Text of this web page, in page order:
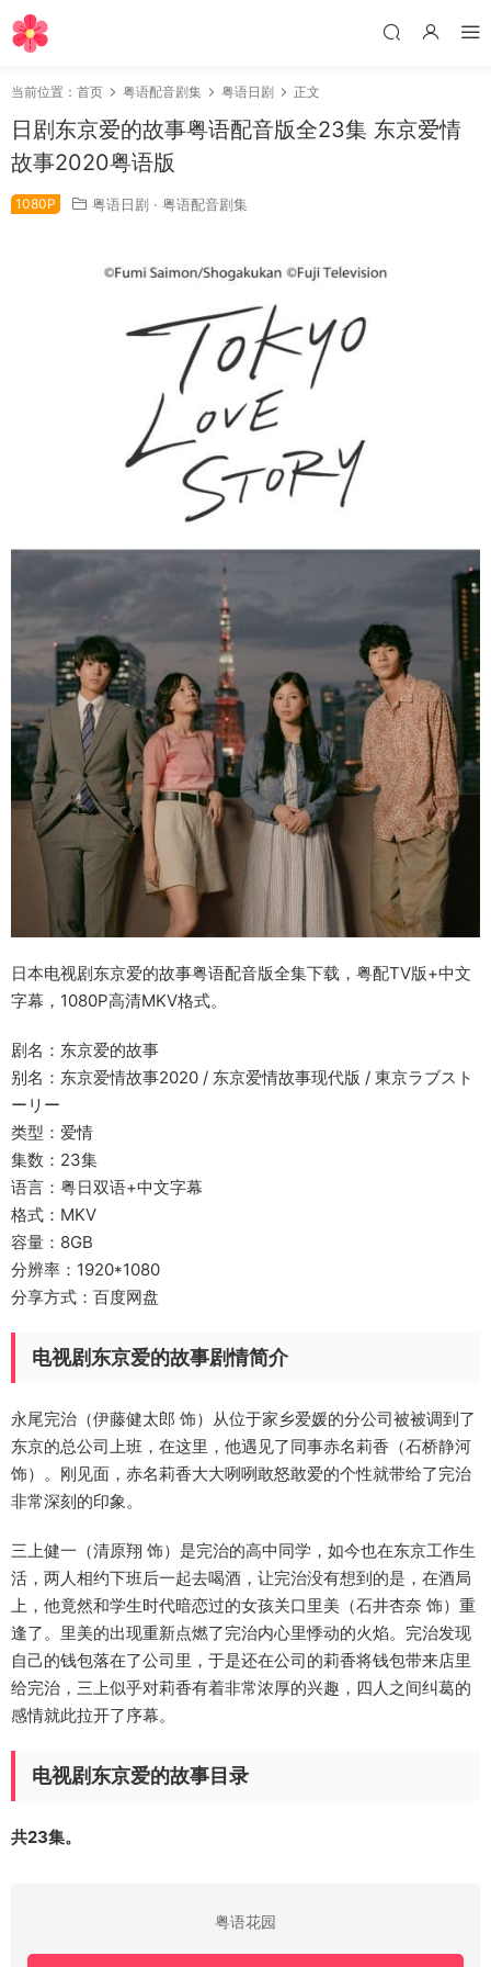
当前位置： 首页 粤语配音剧集 粤语日剧 正文
日剧东京爱的故事粤语配音版全23集 东京爱情
故事2020粤语版
1080P 粤语日剧 · 粤语配音剧集
日本电视剧东京爱的故事粤语配音版全集下载，粤配TV版+中文
字幕，1080P高清MKV格式。
剧名：东京爱的故事
别名：东京爱情故事2020 / 东京爱情故事现代版 / 東京ラブスト
ーリー
类型：爱情
集数：23集
语言：粤日双语+中文字幕
格式：MKV
容量：8GB
分辨率：1920*1080
分享方式：百度网盘
电视剧东京爱的故事剧情简介
永尾完治（伊藤健太郎 饰）从位于家乡爱媛的分公司被被调到了
东京的总公司上班，在这里，他遇见了同事赤名莉香（石桥静河
饰）。刚见面，赤名莉香大大咧咧敢怒敢爱的个性就带给了完治
非常深刻的印象。
三上健一（清原翔 饰）是完治的高中同学，如今也在东京工作生
活，两人相约下班后一起去喝酒，让完治没有想到的是，在酒局
上，他竟然和学生时代暗恋过的女孩关口里美（石井杏奈 饰）重
逢了。里美的出现重新点燃了完治内心里悸动的火焰。完治发现
自己的钱包落在了公司里，于是还在公司的莉香将钱包带来店里
给完治，三上似乎对莉香有着非常浓厚的兴趣，四人之间纠葛的
感情就此拉开了序幕。
电视剧东京爱的故事目录
共23集。
粤语花园